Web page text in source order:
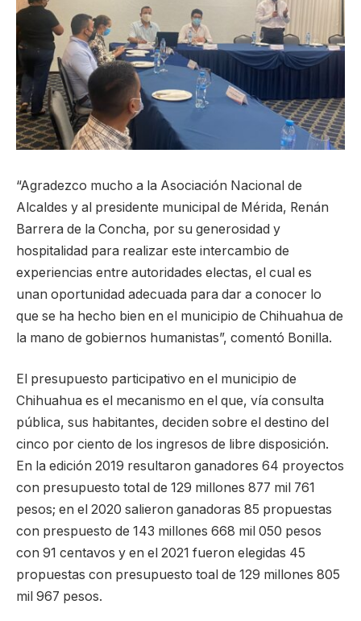
“Agradezco mucho a la Asociación Nacional de
Alcaldes y al presidente municipal de Mérida, Renán
Barrera de la Concha, por su generosidad y
hospitalidad para realizar este intercambio de
experiencias entre autoridades electas, el cual es
unan oportunidad adecuada para dar a conocer lo
que se ha hecho bien en el municipio de Chihuahua de
la mano de gobiernos humanistas”, comentó Bonilla.
El presupuesto participativo en el municipio de
Chihuahua es el mecanismo en el que, vía consulta
pública, sus habitantes, deciden sobre el destino del
cinco por ciento de los ingresos de libre disposición.
En la edición 2019 resultaron ganadores 64 proyectos
con presupuesto total de 129 millones 877 mil 761
pesos; en el 2020 salieron ganadoras 85 propuestas
con prespuesto de 143 millones 668 mil 050 pesos
con 91 centavos y en el 2021 fueron elegidas 45
propuestas con presupuesto toal de 129 millones 805
mil 967 pesos.